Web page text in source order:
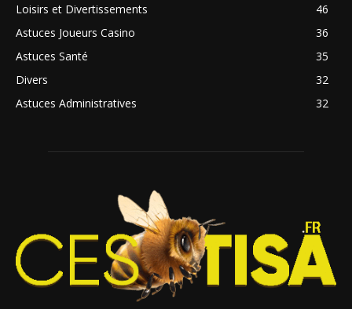
Loisirs et Divertissements
46
Astuces Joueurs Casino
36
Astuces Santé
35
Divers
32
Astuces Administratives
32